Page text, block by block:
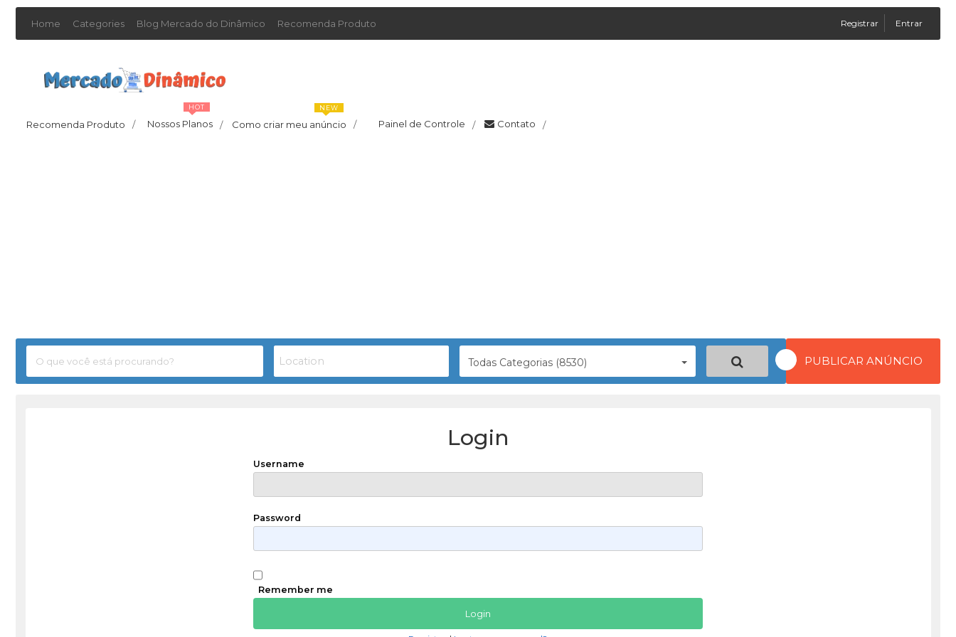
Home Categories Blog Mercado do Dinâmico Recomenda Produto Registrar Entrar
Recomenda Produto / Nossos Planos /
HOT
Como criar meu anúncio /
NEW
Painel de Controle / Contato /
Todas Categorias (8530) PUBLICAR ANÚNCIO
Login
Username
Password
Remember me